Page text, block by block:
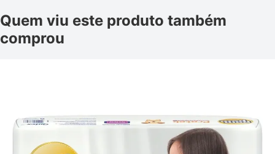
Quem viu este produto também
comprou